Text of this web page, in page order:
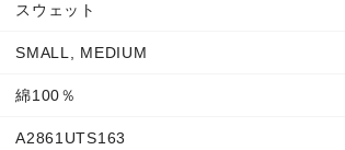
スウェット
SMALL, MEDIUM
綿100％
A2861UTS163